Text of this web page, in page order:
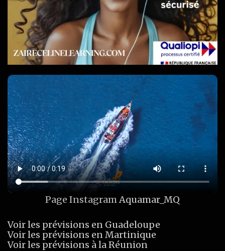
Page InstagramAquamar_MQ
Voir les prévisions en Guadeloupe
Voir les prévisions en Martinique
Voir les prévisions à la Réunion